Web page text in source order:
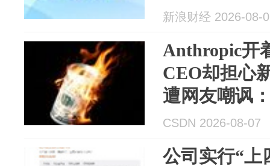
同意
新浪财经 2026-08-
Anthropic开
CEO却担心
遭网友嘲讽
CSDN 2026-08-07
公司实行“上